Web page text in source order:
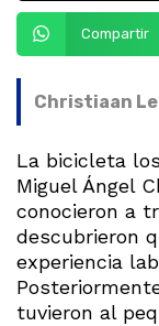
Christiaan
La bicicleta
Miguel Ángel
conocieron a
descubrieron
experiencia
tuvieron al